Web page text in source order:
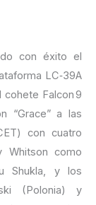
con éxito el
LC‑39A
cohete Falcon 9
“Grace” a las
con cuatro
Whitson como
Shukla, y los
(Polonia) y